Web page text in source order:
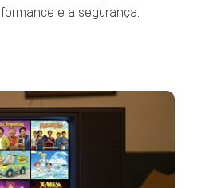
e a segurança.